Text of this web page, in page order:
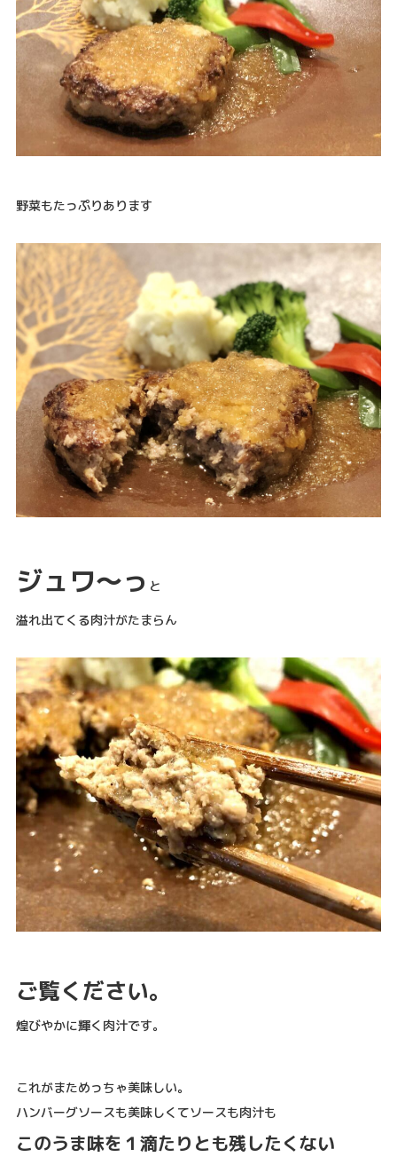
野菜もたっぷりあります
ジュワ～っ と
溢れ出てくる肉汁がたまらん
ご覧ください。
煌びやかに輝く肉汁です。
これがまためっちゃ美味しい。
ハンバーグソースも美味しくてソースも肉汁も
このうま味を１滴たりとも残したくない